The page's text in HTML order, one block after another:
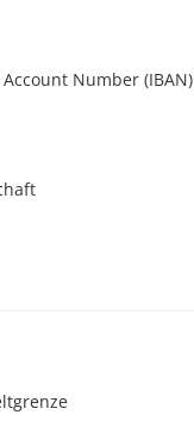
Number (IBAN)